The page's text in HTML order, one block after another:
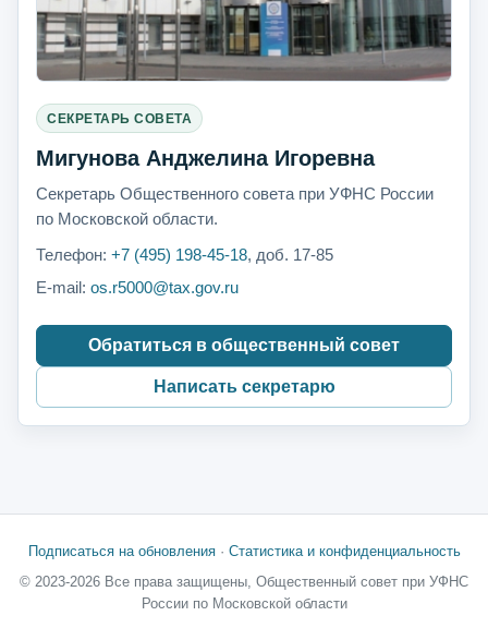
СЕКРЕТАРЬ СОВЕТА
Мигунова Анджелина Игоревна
Секретарь Общественного совета при УФНС России
по Московской области.
Телефон: +7 (495) 198-45-18, доб. 17-85
E-mail: os.r5000@tax.gov.ru
Обратиться в общественный совет
Написать секретарю
Подписаться на обновления· Статистика и конфиденциальность
© 2023-2026 Все права защищены, Общественный совет при УФНС
России по Московской области